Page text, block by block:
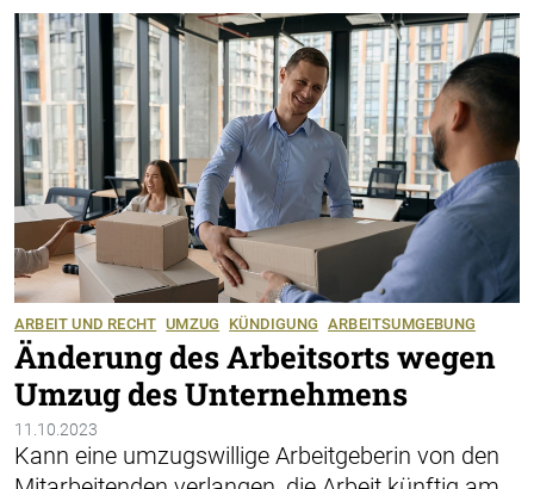
ARBEIT UND RECHT UMZUG KÜNDIGUNG ARBEITSUMGEBUNG
Änderung des Arbeitsorts wegen
Umzug des Unternehmens
11.10.2023
Kann eine umzugswillige Arbeitgeberin von den